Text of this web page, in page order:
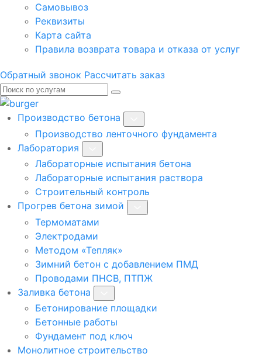
Самовывоз
Реквизиты
Карта сайта
Правила возврата товара и отказа от услуг
Обратный звонок Рассчитать заказ
Производство бетона
Производство ленточного фундамента
Лаборатория
Лабораторные испытания бетона
Лабораторные испытания раствора
Строительный контроль
Прогрев бетона зимой
Термоматами
Электродами
Методом «Тепляк»
Зимний бетон с добавлением ПМД
Проводами ПНСВ, ПТПЖ
Заливка бетона
Бетонирование площадки
Бетонные работы
Фундамент под ключ
Монолитное строительство